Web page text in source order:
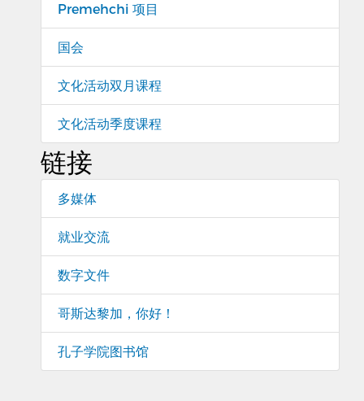
Premehchi 项目
国会
文化活动双月课程
文化活动季度课程
链接
多媒体
就业交流
数字文件
哥斯达黎加，你好！
孔子学院图书馆